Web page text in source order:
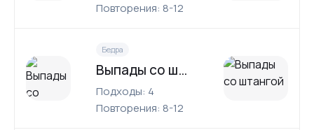
Повторения: 8-12
Бедра
Выпады со штангой
Подходы: 4
Повторения: 8-12